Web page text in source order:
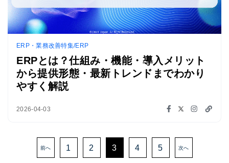
ERP・業務改善特集/ERP
ERPとは？仕組み・機能・導入メリット
から提供形態・最新トレンドまでわかり
やすく解説
2026-04-03
前へ 1 2 3 4 5 次へ